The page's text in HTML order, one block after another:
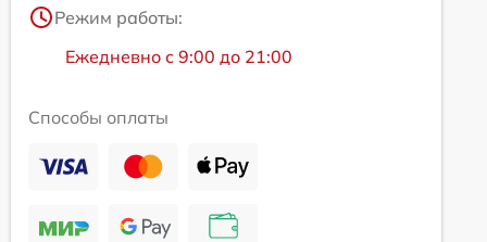
Режим работы:
Ежедневно с 9:00 до 21:00
Способы оплаты